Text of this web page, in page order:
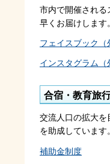
市内で開催される
早くお届けします
フェイスブック（
インスタグラム（
合宿・教育旅
交流人口の拡大を
を助成しています
補助金制度